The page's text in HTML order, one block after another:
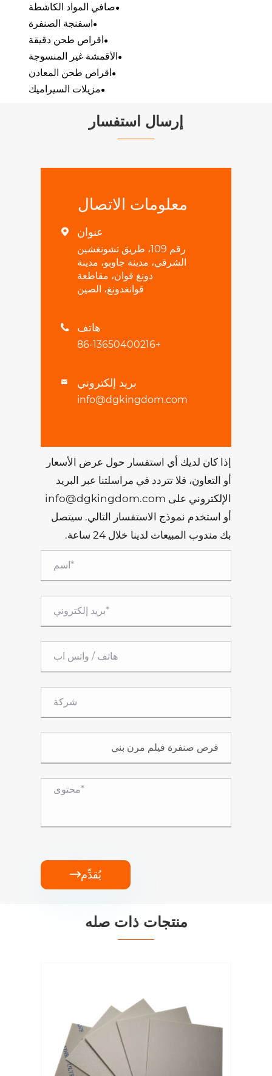
صافي المواد الكاشطة
اسفنجة الصنفرة
أقراص طحن دقيقة
الأقمشة غير المنسوجة
أقراص طحن المعادن
مزيلات السيراميك
إرسال استفسار
معلومات الاتصال
 عنوان
رقم 109، طريق تشونغشين
الشرقي، مدينة جاوبو، مدينة
دونغ قوان، مقاطعة
قوانغدونغ، الصين
 هاتف
+86-13650400216
 بريد إلكتروني
info@dgkingdom.com
إذا كان لديك أي استفسار حول عرض الأسعار
أو التعاون، فلا تتردد في مراسلتنا عبر البريد
الإلكتروني على info@dgkingdom.com
أو استخدم نموذج الاستفسار التالي. سيتصل
بك مندوب المبيعات لدينا خلال 24 ساعة.
يُقدِّم
منتجات ذات صله